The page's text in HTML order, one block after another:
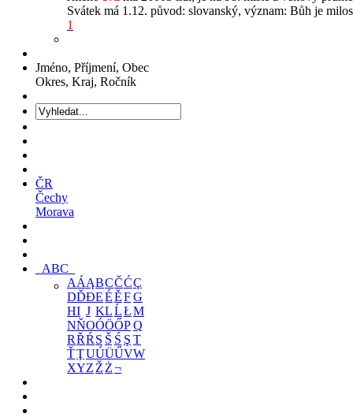
Svátek má 1.12. původ: slovanský, význam: Bůh je
1
Jméno, Příjmení, Obec
Okres, Kraj, Ročník
ČR
Čechy
Morava
ABC
AÁĄBCČĆÇ
DĎĐEÉĚFG
HI J KLĹŁM
NŇOÓÖŐPQ
RŘŔ S Š Ś Ş T
ŤŢUÚÜŰVW
XYZ Ž Ż¬